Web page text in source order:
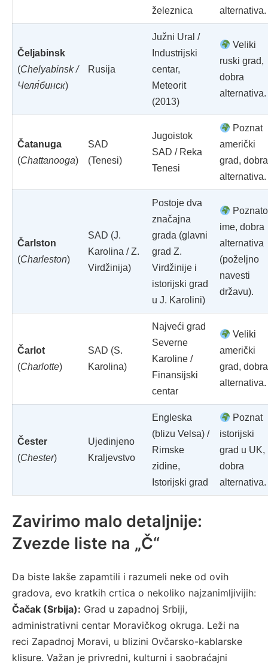
železnica
alternativa.
Čeljabinsk
(Chelyabinsk /
Челя́бинск)
Rusija
Južni Ural /
Industrijski
centar,
Meteorit
(2013)
Veliki
ruski grad,
dobra
alternativa.
Čatanuga
(Chattanooga)
SAD
(Tenesi)
Jugoistok
SAD / Reka
Tenesi
Poznat
američki
grad, dobra
alternativa.
Čarlston
(Charleston)
SAD (J.
Karolina / Z.
Virdžinija)
Postoje dva
značajna
grada (glavni
grad Z.
Virdžinije i
istorijski grad
u J. Karolini)
Poznato
ime, dobra
alternativa
(poželjno
navesti
državu).
Čarlot
(Charlotte)
SAD (S.
Karolina)
Najveći grad
Severne
Karoline /
Finansijski
centar
Veliki
američki
grad, dobra
alternativa.
Čester
(Chester)
Ujedinjeno
Kraljevstvo
Engleska
(blizu Velsa) /
Rimske
zidine,
Istorijski grad
Poznat
istorijski
grad u UK,
dobra
alternativa.
Zavirimo malo detaljnije:
Zvezde liste na „Č“
Da biste lakše zapamtili i razumeli neke od ovih
gradova, evo kratkih crtica o nekoliko najzanimljivijih:
Čačak (Srbija): Grad u zapadnoj Srbiji,
administrativni centar Moravičkog okruga. Leži na
reci Zapadnoj Moravi, u blizini Ovčarsko-kablarske
klisure. Važan je privredni, kulturni i saobraćajni